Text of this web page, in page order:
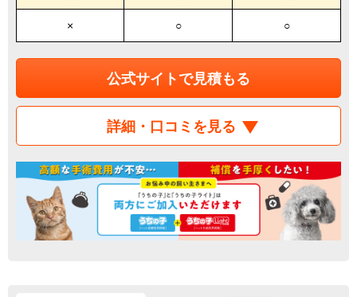
× ○ ○
公式サイトで見積もる
詳細・口コミを見る